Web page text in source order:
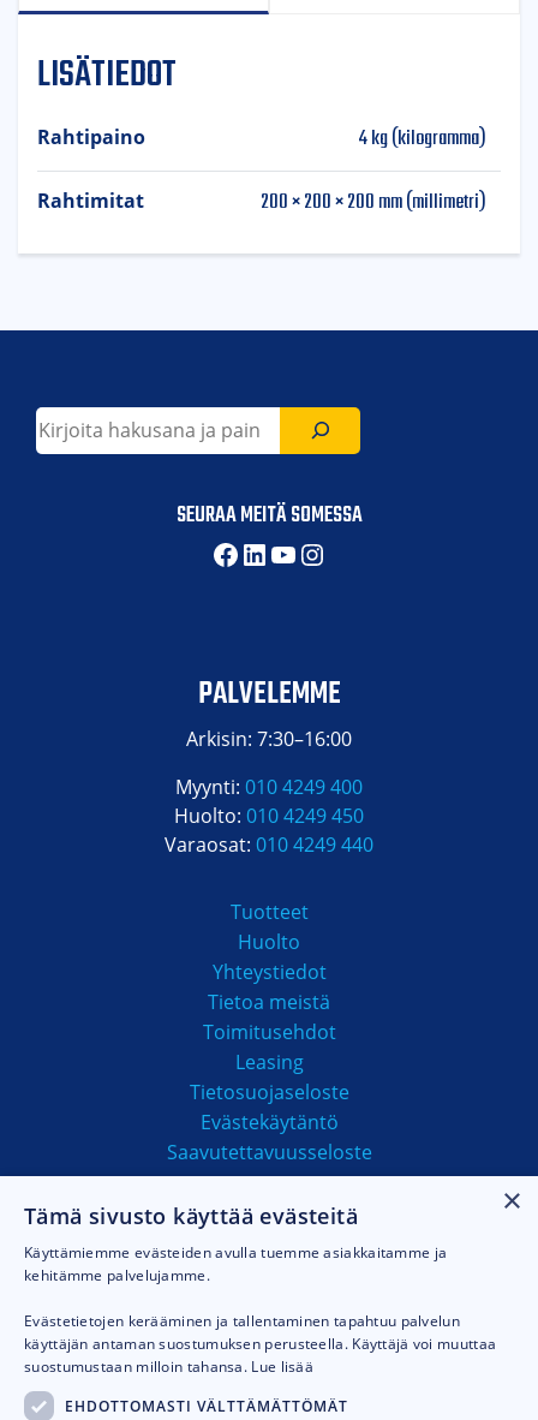
LISÄTIEDOT
Rahtipaino 4 kg (kilogramma)
Rahtimitat 200 × 200 × 200 mm (millimetri)
Etsi
SEURAA MEITÄ SOMESSA
Facebook
LinkedIn
YouTube
Instagram
PALVELEMME
Arkisin: 7:30–16:00
Myynti: 010 4249 400
Huolto: 010 4249 450
Varaosat: 010 4249 440
Tuotteet
Huolto
Yhteystiedot
Tietoa meistä
Toimitusehdot
Leasing
Tietosuojaseloste
Evästekäytäntö
Saavutettavuusseloste
MAKSUTAVAT
×
Tämä sivusto käyttää evästeitä
Käyttämiemme evästeiden avulla tuemme asiakkaitamme ja
kehitämme palvelujamme.
Evästetietojen kerääminen ja tallentaminen tapahtuu palvelun
käyttäjän antaman suostumuksen perusteella. Käyttäjä voi muuttaa
suostumustaan milloin tahansa. Lue lisää
EHDOTTOMASTI VÄLTTÄMÄTTÖMÄT